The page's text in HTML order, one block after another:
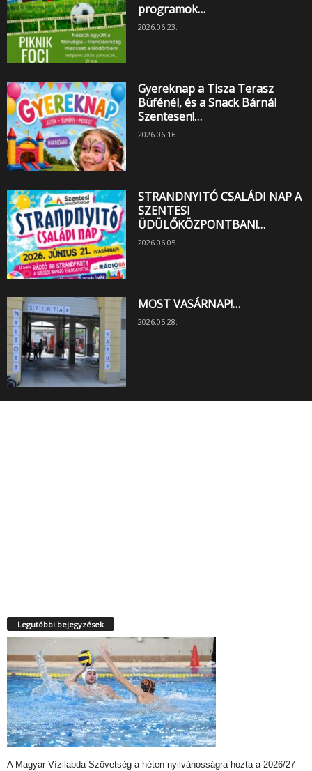
programok…
2026.06.23.
Gyereknap a Tisza Terasz
Büfénél, és a Snack Bárnál
Szentesen!…
2026.06.16.
STRANDNYITÓ CSALÁDI NAP A
SZENTESI
ÜDÜLŐKÖZPONTBAN!…
2026.06.05.
MOST VASÁRNAP!…
2026.05.28.
Legutóbbi bejegyzések
A Magyar Vízilabda Szövetség a héten nyilvánosságra hozta a 2026/27-